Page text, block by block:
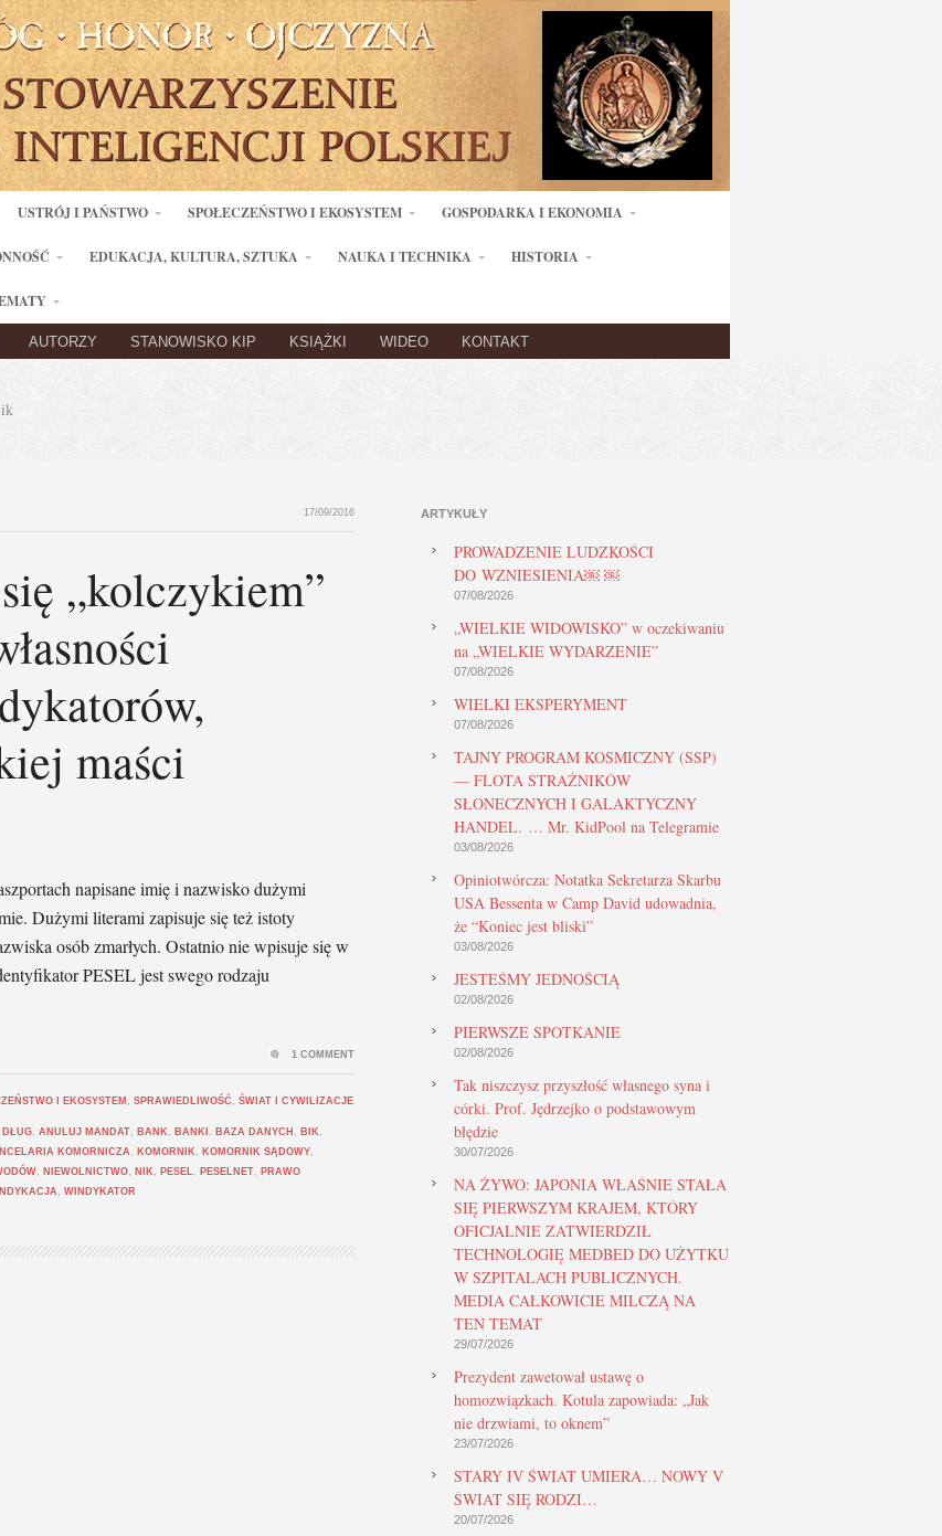
USTRÓJ I PAŃSTWO SPOŁECZEŃSTWO I EKOSYSTEM GOSPODARKA I EKONOMIA
EDUKACJA, KULTURA, SZTUKA NAUKA I TECHNIKA HISTORIA
AUTORZY STANOWISKO KIP KSIĄŻKI WIDEO KONTAKT
17/09/2016
„kolczykiem”
maści
napisane imię i nazwisko dużymi
Dużymi literami zapisuje się też istoty
osób zmarłych. Ostatnio nie wpisuje się w
PESEL jest swego rodzaju
I EKOSYSTEM , SPRAWIEDLIWOŚĆ , ŚWIAT I CYWILIZACJE
, ANULUJ MANDAT, BANK , BANKI , BAZA DANYCH , BIK ,
KOMORNICZA , KOMORNIK , KOMORNIK SĄDOWY,
, NIEWOLNICTWO, NIK , PESEL, PESELNET, PRAWO
, WINDYKATOR
1 COMMENT
ARTYKUŁY
PROWADZENIE LUDZKOŚCI
DO WZNIESIENIA￼ ￼
07/08/2026
„WIELKIE WIDOWISKO” w oczekiwaniu
na „WIELKIE WYDARZENIE”
07/08/2026
WIELKI EKSPERYMENT
07/08/2026
TAJNY PROGRAM KOSMICZNY (SSP)
— FLOTA STRAŻNIKÓW
SŁONECZNYCH I GALAKTYCZNY
HANDEL. … Mr. KidPool na Telegramie
03/08/2026
Opiniotwórcza: Notatka Sekretarza Skarbu
USA Bessenta w Camp David udowadnia,
że “Koniec jest bliski”
03/08/2026
JESTEŚMY JEDNOŚCIĄ
02/08/2026
PIERWSZE SPOTKANIE
02/08/2026
Tak niszczysz przyszłość własnego syna i
córki. Prof. Jędrzejko o podstawowym
błędzie
30/07/2026
NA ŻYWO: JAPONIA WŁAŚNIE STAŁA
SIĘ PIERWSZYM KRAJEM, KTÓRY
OFICJALNIE ZATWIERDZIŁ
TECHNOLOGIĘ MEDBED DO UŻYTKU
W SZPITALACH PUBLICZNYCH.
MEDIA CAŁKOWICIE MILCZĄ NA
TEN TEMAT
29/07/2026
Prezydent zawetował ustawę o
homozwiązkach. Kotula zapowiada: „Jak
nie drzwiami, to oknem”
23/07/2026
STARY IV ŚWIAT UMIERA… NOWY V
ŚWIAT SIĘ RODZI…
20/07/2026